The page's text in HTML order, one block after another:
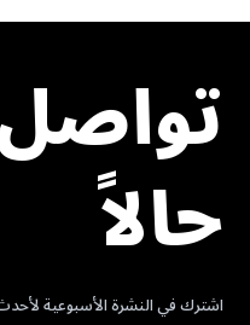
حالاً
اشترك في النشرة الأسبوعية